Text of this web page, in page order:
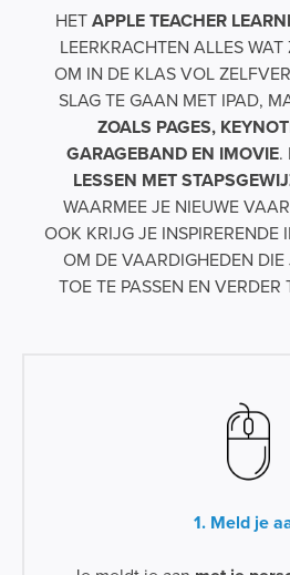
HETAPPLE TEACHER
LEERKRACHTEN ALLES
OM IN DE KLAS VOL
SLAG TE GAAN MET IPAD,
ZOALS PAGES,
GARAGEBAND EN IMOVIE.
LESSEN MET
WAARMEE JE NIEUWE
OOK KRIJG JE INSPIRERENDE
OM DE VAARDIGHEDEN DIE
TOE TE PASSEN EN
1. Meld je